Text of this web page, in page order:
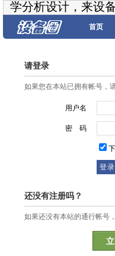
学分析设计，来设
首页
请登录
如果您在本站已拥有帐号，
用户名
密 码
还没有注册吗？
如果还没有本站的通行帐号